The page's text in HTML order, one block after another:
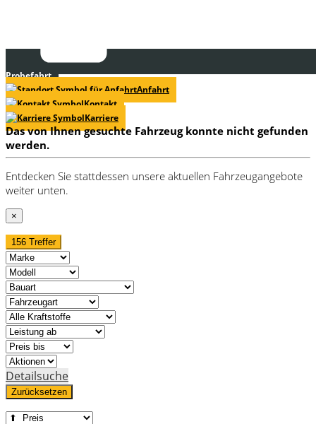
Probefahrt
Anfahrt
Kontakt
Karriere
Das von Ihnen gesuchte Fahrzeug konnte nicht gefunden
werden.
Entdecken Sie stattdessen unsere aktuellen Fahrzeugangebote
weiter unten.
×
156 Treffer
Detailsuche
Zurücksetzen